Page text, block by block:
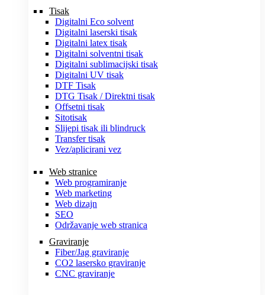
Tisak
Digitalni Eco solvent
Digitalni laserski tisak
Digitalni latex tisak
Digitalni solventni tisak
Digitalni sublimacijski tisak
Digitalni UV tisak
DTF Tisak
DTG Tisak / Direktni tisak
Offsetni tisak
Sitotisak
Slijepi tisak ili blindruck
Transfer tisak
Vez/aplicirani vez
Web stranice
Web programiranje
Web marketing
Web dizajn
SEO
Održavanje web stranica
Graviranje
Fiber/Jag graviranje
CO2 lasersko graviranje
CNC graviranje